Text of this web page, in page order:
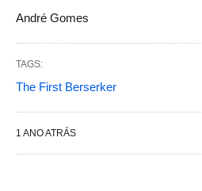
André Gomes
TAGS:
The First Berserker
1 ANO ATRÁS